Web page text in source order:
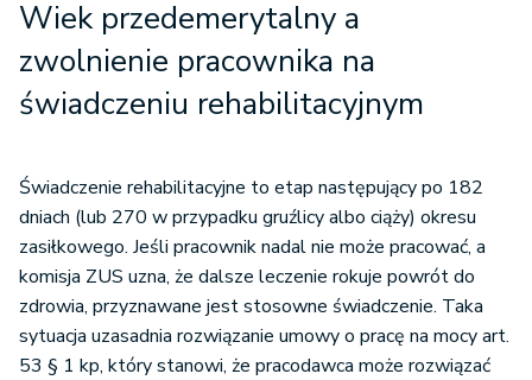
Wiek przedemerytalny a
zwolnienie pracownika na
świadczeniu rehabilitacyjnym
Świadczenie rehabilitacyjne to etap następujący po 182
dniach (lub 270 w przypadku gruźlicy albo ciąży) okresu
zasiłkowego. Jeśli pracownik nadal nie może pracować, a
komisja ZUS uzna, że dalsze leczenie rokuje powrót do
zdrowia, przyznawane jest stosowne świadczenie. Taka
sytuacja uzasadnia rozwiązanie umowy o pracę na mocy art.
53 § 1 kp, który stanowi, że pracodawca może rozwiązać